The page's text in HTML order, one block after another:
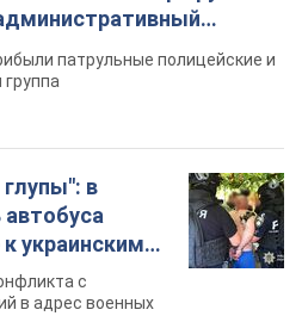
патрульные полицейские и
в
украинским
за это.
с
в адрес военных